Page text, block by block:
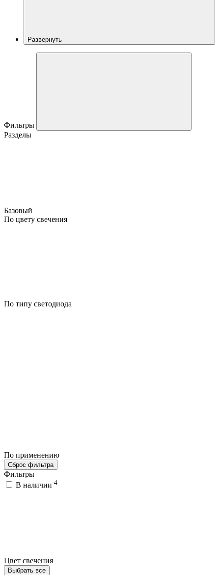
Развернуть
Фильтры
Разделы
Базовый
По цвету свечения
По типу светодиода
По применению
Сброс фильтра
Фильтры
В наличии 4
Цвет свечения
Выбрать все